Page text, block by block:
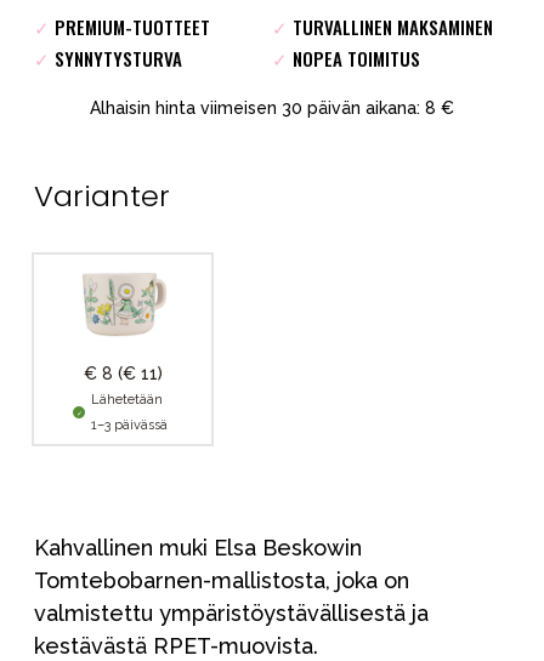
✓ PREMIUM-TUOTTEET ✓ TURVALLINEN MAKSAMINEN
✓ SYNNYTYSTURVA ✓ NOPEA TOIMITUS
Alhaisin hinta viimeisen 30 päivän aikana: 8 €
Varianter
€ 8 (€ 11)
Lähetetään
1–3 päivässä
Kahvallinen muki Elsa Beskowin
Tomtebobarnen-mallistosta, joka on
valmistettu ympäristöystävällisestä ja
kestävästä RPET-muovista.